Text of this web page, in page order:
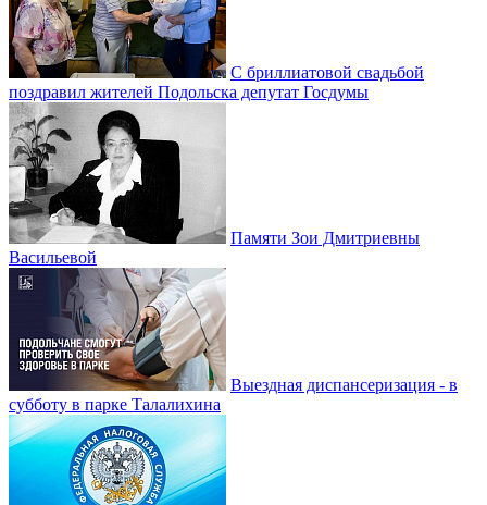
С бриллиатовой свадьбой
поздравил жителей Подольска депутат Госдумы
Памяти Зои Дмитриевны
Васильевой
Выездная диспансеризация - в
субботу в парке Талалихина